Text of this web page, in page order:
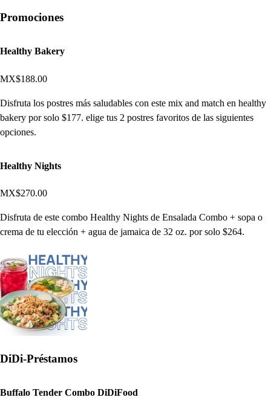
Promociones
Healthy Bakery
MX$188.00
Disfruta los postres más saludables con este mix and match en healthy
bakery por solo $177. elige tus 2 postres favoritos de las siguientes
opciones.
Healthy Nights
MX$270.00
Disfruta de este combo Healthy Nights de Ensalada Combo + sopa o
crema de tu elección + agua de jamaica de 32 oz. por solo $264.
DiDi-Préstamos
Buffalo Tender Combo DiDiFood